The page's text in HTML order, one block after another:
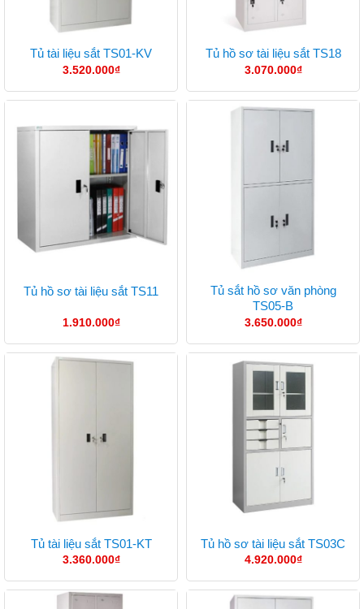
Tủ tài liệu sắt TS01-KV
3.520.000₫
Tủ hồ sơ tài liệu sắt TS18
3.070.000₫
Tủ hồ sơ tài liệu sắt TS11
1.910.000₫
Tủ sắt hồ sơ văn phòng
TS05-B
3.650.000₫
Tủ tài liệu sắt TS01-KT
3.360.000₫
Tủ hồ sơ tài liệu sắt TS03C
4.920.000₫